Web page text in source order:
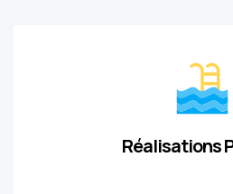
Réalisations